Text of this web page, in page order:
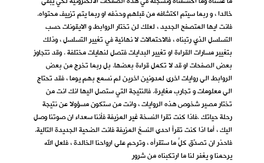
خالدا ، و ربما سيتم اكتشافه من قبلهم وحذفه او ربما يتم تزييف محتواه.
فانت ايها المتصفح الجديد ، لعلك لن تختار الروابط و الايقونات حسب
التسلسل الذي رتبناه ، فالاحتمالات لا نهائية في تغيير التسلسل ، وذلك
بتغيير مسارات القراءة او تغيير البدايات فتصل لنهايات مختلفة . وقد تتجاوز
بعض الصفحات او قد لا تكمل قراءة بعضها. بل ربما تخرج من بعض
الروابط الى روايات اخرى لمدونين اخرين لم نسمع بهم يوما ، فقد تحتاج
الى معلومات و تجارب مغايرة. فالنتيجة التي ستصل اليها انك انت من
تختار مصير شخوص هذه الروايات ، وانت من ستكون مسؤولا عن نتيجة
رحلة حياتك .فاذا كنت تقرا النسخة غير المزيفة فأننا سعداء ان صوتنا وصل
اليك ، أما اذا كنت تقرأ احدى النسخ المزيفة فانت الضحية الجديدة التالية.
فاحذر ان تصدِّق كلَّ ما ستقرأه ، وترحم على ارواحنا الخالدة ، فلعل الله
يرحمنا و يغفر لنا ما ارتكبناه من شرور